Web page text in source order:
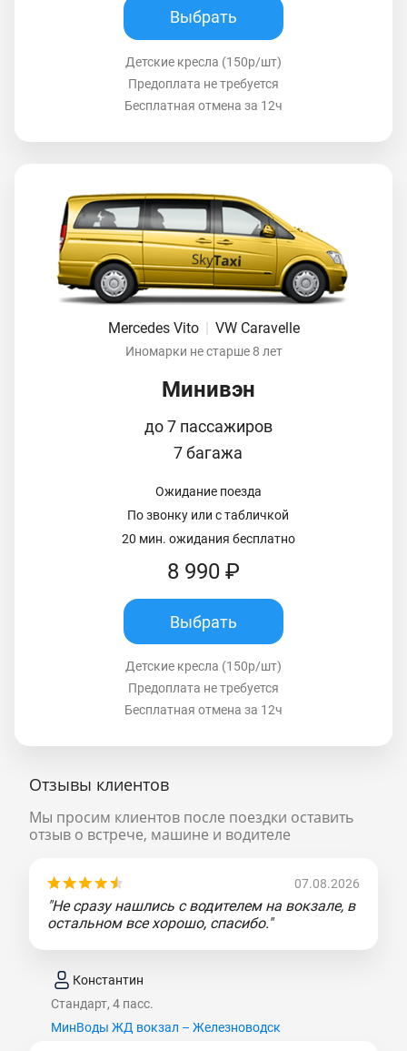
Выбрать
Детские кресла (150р/шт)
Предоплата не требуется
Бесплатная отмена за 12ч
Mercedes Vito VW Caravelle
Иномарки не старше 8 лет
Минивэн
до 7 пассажиров
7 багажа
Ожидание поезда
По звонку или с табличкой
20 мин. ожидания бесплатно
8 990 ₽
Выбрать
Детские кресла (150р/шт)
Предоплата не требуется
Бесплатная отмена за 12ч
Отзывы клиентов
Мы просим клиентов после поездки оставить
отзыв о встрече, машине и водителе
07.08.2026
"Не сразу нашлись с водителем на вокзале, в
остальном все хорошо, спасибо."
Константин
Стандарт, 4 пасс.
МинВоды ЖД вокзал – Железноводск